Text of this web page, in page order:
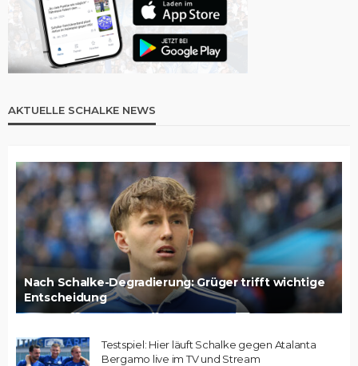
AKTUELLE SCHALKE NEWS
Nach Schalke-Degradierung: Grüger trifft wichtige
Entscheidung
Testspiel: Hier läuft Schalke gegen Atalanta
Bergamo live im TV und Stream